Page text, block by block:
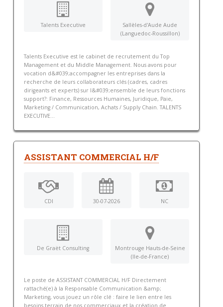
Talents Executive
Sallèles-d'Aude Aude
(Languedoc-Roussillon)
Talents Executive est le cabinet de recrutement du Top
Management et du Middle Management. Nous avons pour
vocation d&#039;accompagner les entreprises dans la
recherche de leurs collaborateurs clés (cadres, cadres
dirigeants et experts) sur l&#039;ensemble de leurs fonctions
support?: Finance, Ressources Humaines, Juridique, Paie,
Marketing / Communication, Achats / Supply Chain. TALENTS
EXECUTIVE...
ASSISTANT COMMERCIAL H/F
CDI 30-07-2026 NC
De Graët Consulting
Montrouge Hauts-de-Seine
(Ile-de-France)
Le poste de ASSISTANT COMMERCIAL H/F Directement
rattaché(e) à la Responsable Communication &amp;
Marketing, vous jouez un rôle clé : faire le lien entre les
besoins terrain de nos commerciaux et la création de